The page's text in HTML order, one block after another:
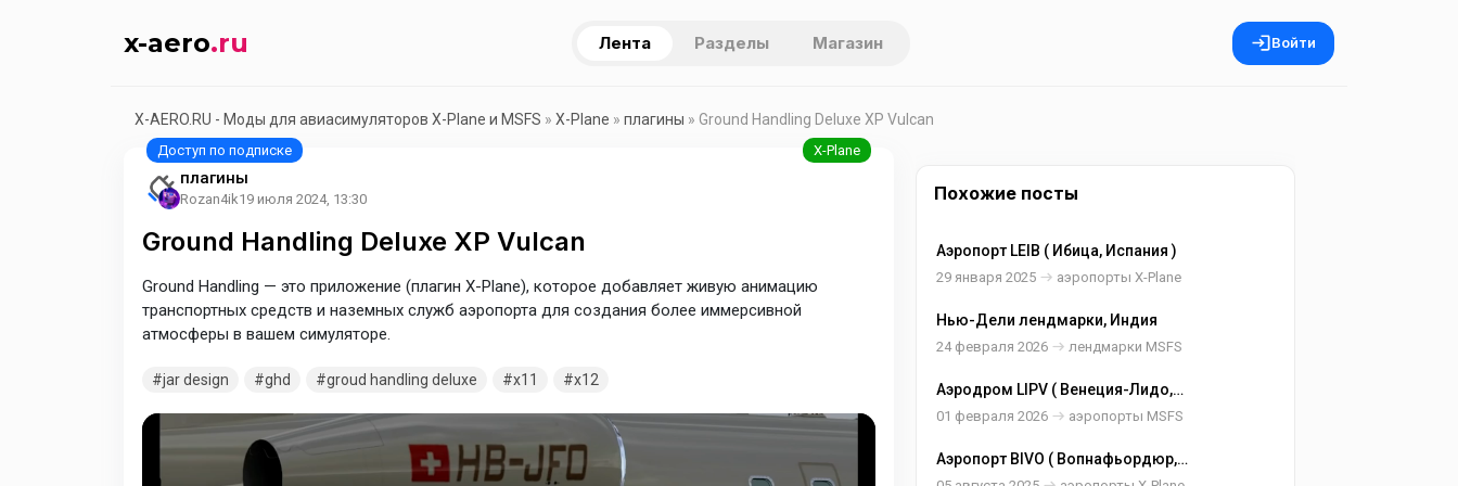
x-aero.ru Лента Разделы Магазин Войти
X-AERO.RU - Моды для авиасимуляторов X-Plane и MSFS » X-Plane » плагины » Ground Handling Deluxe XP Vulcan
плагины
Rozan4ik19 июля 2024, 13:30
Ground Handling Deluxe XP Vulcan
Ground Handling — это приложение (плагин X-Plane), которое добавляет живую анимацию
транспортных средств и наземных служб аэропорта для создания более иммерсивной
атмосферы в вашем симуляторе.
jar design ghd groud handling deluxe x11 x12
Похожие посты
Аэропорт LEIB ( Ибица, Испания )
29 января 2025 аэропорты X-Plane
Нью-Дели лендмарки, Индия
24 февраля 2026 лендмарки MSFS
Аэродром LIPV ( Венеция-Лидо,
Италия )
01 февраля 2026 аэропорты MSFS
Аэропорт BIVO ( Вопнафьордюр,
Исландия )